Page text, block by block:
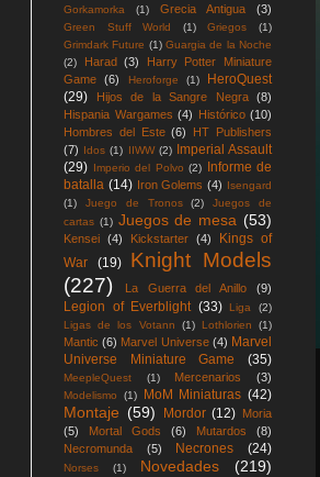
Gorkamorka
(1) Grecia Antigua (3)
Green Stuff World (1) Griegos
(1)
Grimdark Future (1) Guargia de la Noche
(2)
Harad (3)
Harry Potter Miniature
Game
(6) Heroforge (1)
HeroQuest
(29)
Hijos de la Sangre Negra
(8)
Hispania Wargames (4) Histórico (10)
Hombres del Este (6)
HT Publishers
(7) Idos (1) IIWW (2)
Imperial Assault
(29) Imperio del Polvo (2)
Informe de
batalla (14) Iron Golems (4) Isengard
(1)
Juego de Tronos (2)
Juegos de
cartas (1) Juegos de mesa (53)
Kensei (4) Kickstarter (4)
Kings of
War
(19)
Knight Models
(227)
La Guerra del Anillo (9)
Legion of Everblight (33) Liga
(2)
Ligas de los Votann
(1) Lothlorien (1)
Mantic (6) Marvel Universe (4) Marvel
Universe Miniature Game
(35)
MeepleQuest (1) Mercenarios (3)
Modelismo (1) MoM Miniaturas (42)
Montaje (59) Mordor (12) Moria
(5)
Mortal Gods (6) Mutardos
(8)
Necromunda
(5) Necrones (24)
Norses (1) Novedades (219)